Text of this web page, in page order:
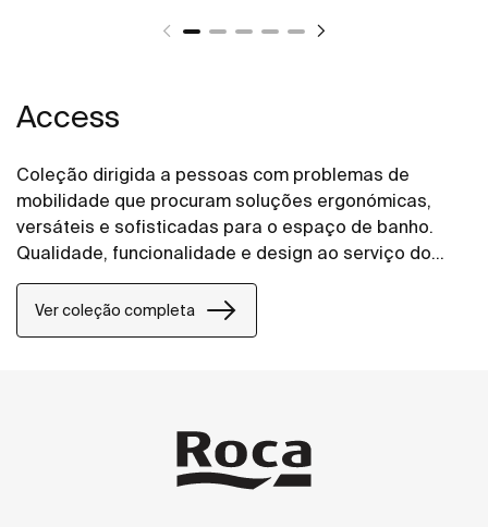
Access
Coleção dirigida a pessoas com problemas de
mobilidade que procuram soluções ergonómicas,
versáteis e sofisticadas para o espaço de banho.
Qualidade, funcionalidade e design ao serviço do
bem-estar e conforto para todas as necessidades.
Ver coleção completa